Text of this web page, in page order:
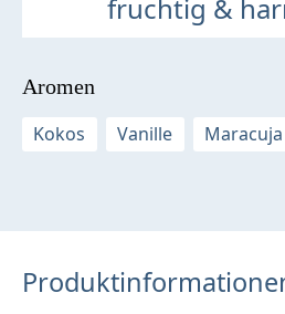
fruchtig &
Aromen
Kokos
Vanille Maracuja